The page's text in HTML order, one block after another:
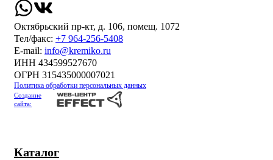
Каталог
Октябрьский пр-кт, д. 106, помещ. 1072
Тел/факс: +7 964-256-5408
Е-mail: info@kremiko.ru
ИНН 434599527670
ОГРН 315435000007021
Политика обработки персональных данных
Создание
сайта: